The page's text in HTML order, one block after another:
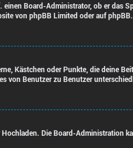
Board-Administrator, ob er das
vonphpBB Limited oder auf
Kästchen oder Punkte, die deine
von Benutzer zu Benutzer
Die Board-Administration